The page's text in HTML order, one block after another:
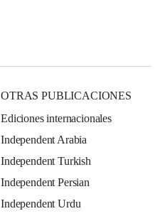
OTRAS PUBLICACIONES
Ediciones internacionales
Independent Arabia
Independent Turkish
Independent Persian
Independent Urdu